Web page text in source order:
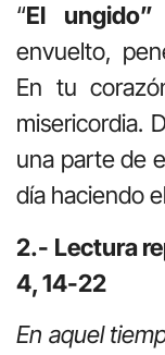
“El ungido”
envuelto,
En tu
misericordia.
una parte de
día haciendo
2.- Lectura
4, 14-22
En aquel